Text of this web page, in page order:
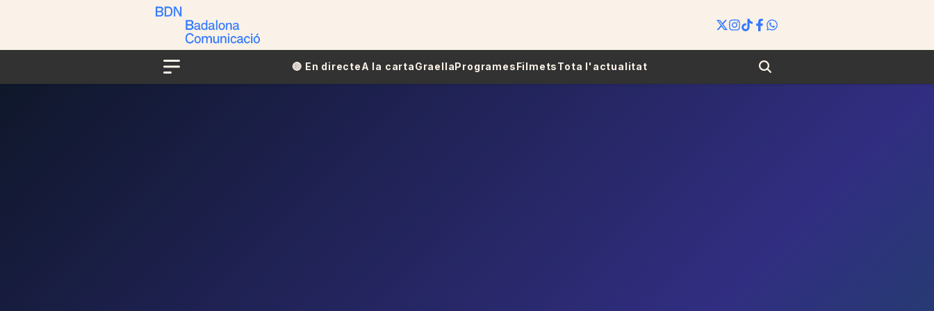
Menu
🔴​​ En directeA la cartaGraellaProgramesFilmetsTota l'actualitat Search